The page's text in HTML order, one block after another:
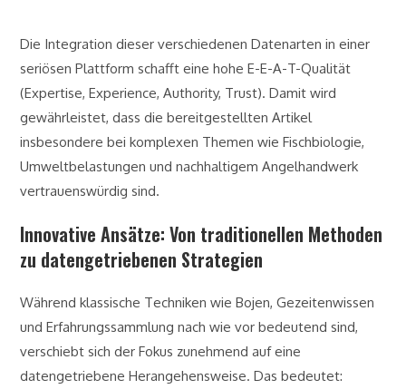
Die Integration dieser verschiedenen Datenarten in einer
seriösen Plattform schafft eine hohe E-E-A-T-Qualität
(Expertise, Experience, Authority, Trust). Damit wird
gewährleistet, dass die bereitgestellten Artikel
insbesondere bei komplexen Themen wie Fischbiologie,
Umweltbelastungen und nachhaltigem Angelhandwerk
vertrauenswürdig sind.
Innovative Ansätze: Von traditionellen Methoden
zu datengetriebenen Strategien
Während klassische Techniken wie Bojen, Gezeitenwissen
und Erfahrungssammlung nach wie vor bedeutend sind,
verschiebt sich der Fokus zunehmend auf eine
datengetriebene Herangehensweise. Das bedeutet: